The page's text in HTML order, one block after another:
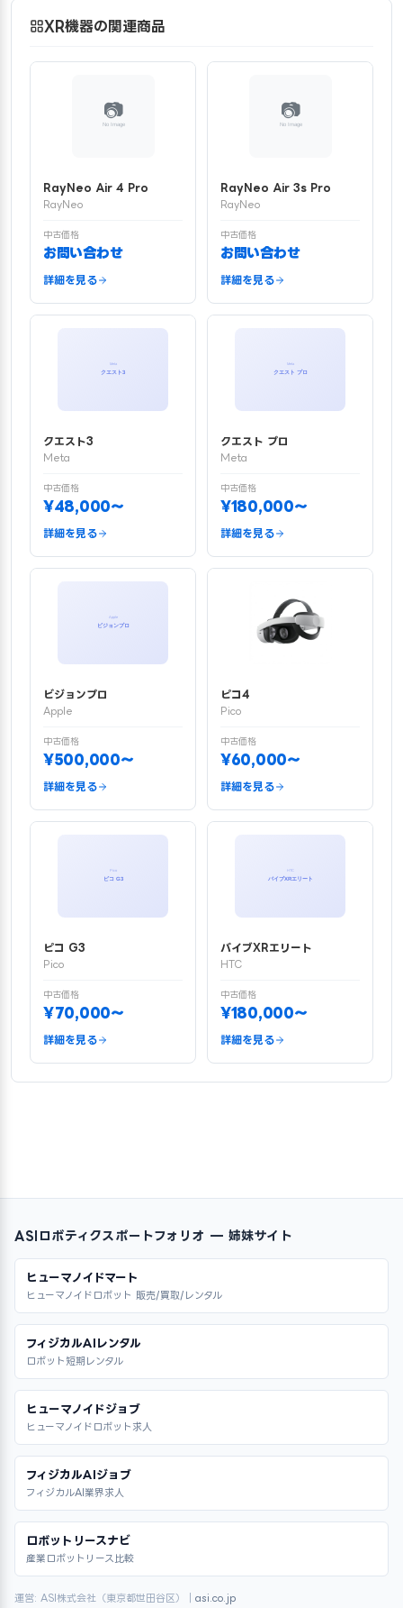
XR機器の関連商品
RayNeo Air 4 Pro
RayNeo
中古価格
お問い合わせ
詳細を見る
RayNeo Air 3s Pro
RayNeo
中古価格
お問い合わせ
詳細を見る
クエスト3
Meta
中古価格
¥48,000〜
詳細を見る
クエスト プロ
Meta
中古価格
¥180,000〜
詳細を見る
ビジョンプロ
Apple
中古価格
¥500,000〜
詳細を見る
ピコ4
Pico
中古価格
¥60,000〜
詳細を見る
ピコ G3
Pico
中古価格
¥70,000〜
詳細を見る
バイブXRエリート
HTC
中古価格
¥180,000〜
詳細を見る
ASIロボティクスポートフォリオ — 姉妹サイト
ヒューマノイドマート
ヒューマノイドロボット 販売/買取/レンタル
フィジカルAIレンタル
ロボット短期レンタル
ヒューマノイドジョブ
ヒューマノイドロボット求人
フィジカルAIジョブ
フィジカルAI業界求人
ロボットリースナビ
産業ロボットリース比較
運営: ASI株式会社（東京都世田谷区）｜ asi.co.jp